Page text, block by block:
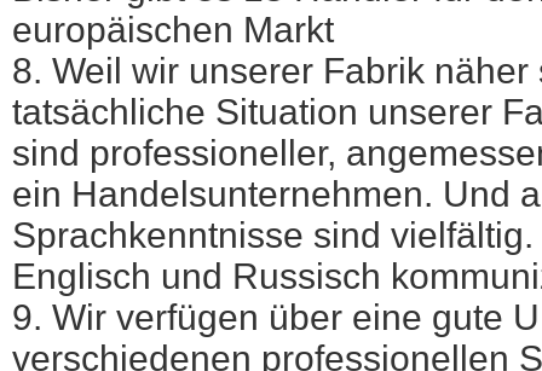
europäischen Markt
8. Weil wir unserer Fabrik
tatsächliche Situation unserer
sind professioneller,
ein Handelsunternehmen. Und
Sprachkenntnisse sind
Englisch und Russisch
9. Wir verfügen über eine gute
verschiedenen professionellen